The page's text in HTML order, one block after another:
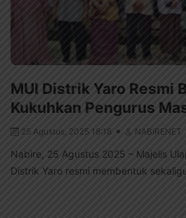
MUI Distrik Yaro Resmi
Kukuhkan Pengurus
25 Agustus, 2025 18:18 NABIRENET
Nabire, 25 Agustus 2025 – Majelis
Distrik Yaro resmi membentuk